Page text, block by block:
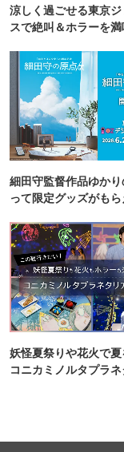
涼しく過ごせる東京ジ
スで絶叫＆ホラーを満
細田守監督作品ゆか
って限定グッズがも
妖怪夏祭りや花火で夏
コニカミノルタプラ